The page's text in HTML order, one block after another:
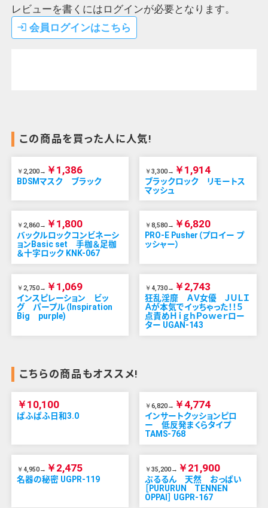
レビューを書くにはログインが必要となります。
login 会員ログインはこちら
この商品を買った人に人気!
￥2,200→ ￥1,386
BDSMマスク ブラック
￥3,300→ ￥1,914
ブラックロック リモートス
マッシュ
￥2,860→ ￥1,800
バックルロックコンビネーシ
ョンBasic set 手枷＆足枷
＆十字ロック KNK-067
￥8,580→ ￥6,820
PRO-E Pusher（プロイー プ
ッシャー）
￥2,750→ ￥1,069
インスピレーション ビッ
グ パープル（Inspiration
Big purple)
￥4,730→ ￥2,743
狂乱淫靡 ＡＶ女優 ＪＵＬＩ
Ａが本気でイッちゃった！！５
点責めＨｉｇｈＰｏｗｅｒロー
ター UGAN-143
こちらの商品もオススメ!
￥10,100
ぱふぱふ日和3.0
￥6,820→ ￥4,774
インサートクッションピロ
ー 低反発まくらタイプ
TAMS-768
￥4,950→ ￥2,475
名器の秘密 UGPR-119
￥35,200→ ￥21,900
ぷるるん 天然 おっぱい
［PURURUN TENNEN
OPPAI］ UGPR-167